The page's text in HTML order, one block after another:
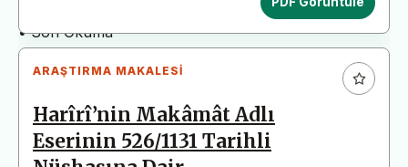
• Son Okuma
ARAŞTIRMA MAKALESI
Harîrî’nin Makâmât Adlı
Eserinin 526/1131 Tarihli